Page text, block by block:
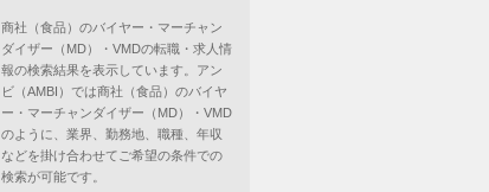
商社（食品）のバイヤー・マーチャン
ダイザー（MD）・VMDの転職・求人情
報の検索結果を表示しています。アン
ビ（AMBI）では商社（食品）のバイヤ
ー・マーチャンダイザー（MD）・VMD
のように、業界、勤務地、職種、年収
などを掛け合わせてご希望の条件での
検索が可能です。